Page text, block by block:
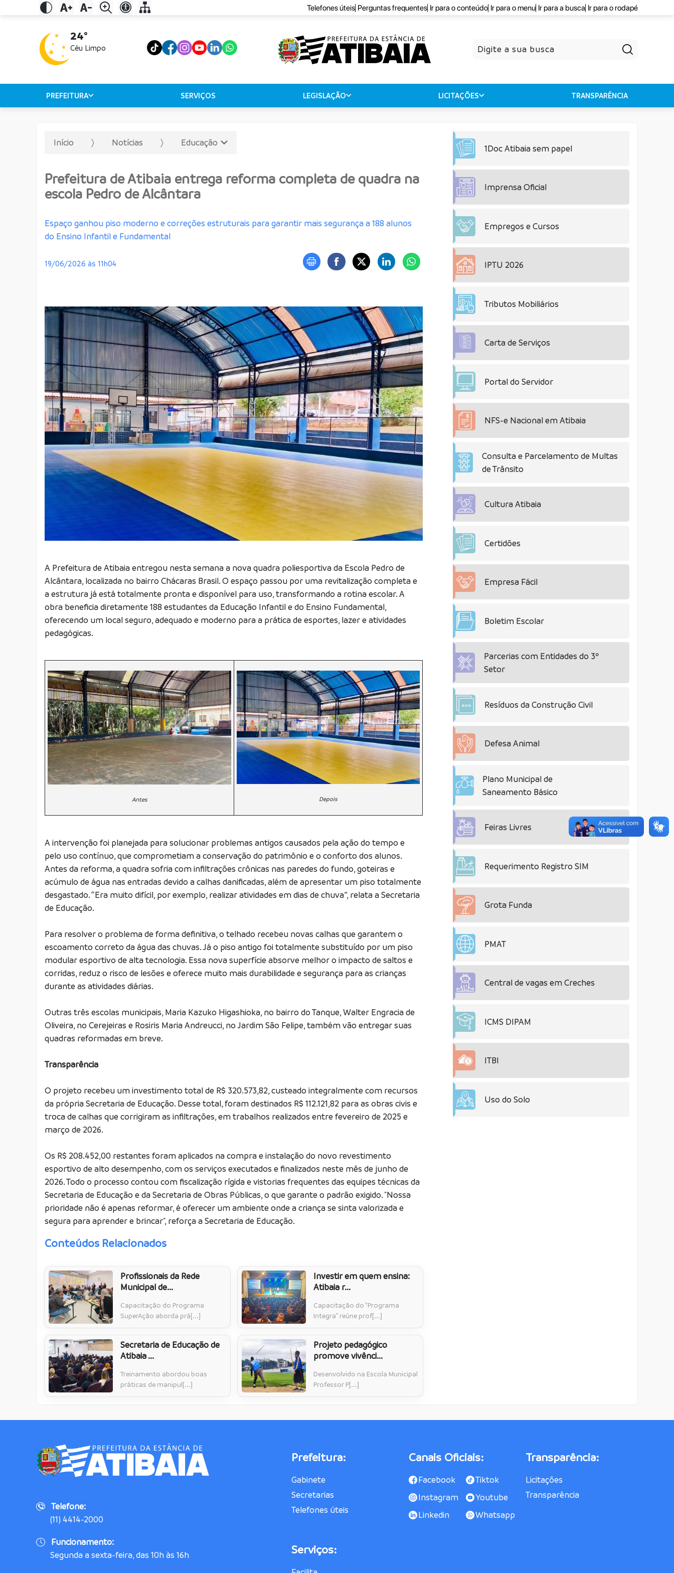
Telefones úteis Perguntas frequentes Ir para o conteúdo Ir para o menu Ir para a busca Ir para o rodapé
24°
Céu Limpo
PREFEITURA SERVIÇOS LEGISLAÇÃO LICITAÇÕES TRANSPARÊNCIA
Início Notícias Educação
Prefeitura de Atibaia entrega reforma completa de quadra na
escola Pedro de Alcântara
Espaço ganhou piso moderno e correções estruturais para garantir mais segurança a 188 alunos
do Ensino Infantil e Fundamental
19/06/2026 às 11h04
A Prefeitura de Atibaia entregou nesta semana a nova quadra poliesportiva da Escola Pedro de
Alcântara, localizada no bairro Chácaras Brasil. O espaço passou por uma revitalização completa e
a estrutura já está totalmente pronta e disponível para uso, transformando a rotina escolar. A
obra beneficia diretamente 188 estudantes da Educação Infantil e do Ensino Fundamental,
oferecendo um local seguro, adequado e moderno para a prática de esportes, lazer e atividades
pedagógicas.
Antes Depois
A intervenção foi planejada para solucionar problemas antigos causados pela ação do tempo e
pelo uso contínuo, que comprometiam a conservação do patrimônio e o conforto dos alunos.
Antes da reforma, a quadra sofria com infiltrações crônicas nas paredes do fundo, goteiras e
acúmulo de água nas entradas devido a calhas danificadas, além de apresentar um piso totalmente
desgastado. “Era muito difícil, por exemplo, realizar atividades em dias de chuva”, relata a Secretaria
de Educação.
Para resolver o problema de forma definitiva, o telhado recebeu novas calhas que garantem o
escoamento correto da água das chuvas. Já o piso antigo foi totalmente substituído por um piso
modular esportivo de alta tecnologia. Essa nova superfície absorve melhor o impacto de saltos e
corridas, reduz o risco de lesões e oferece muito mais durabilidade e segurança para as crianças
durante as atividades diárias.
Outras três escolas municipais, Maria Kazuko Higashioka, no bairro do Tanque, Walter Engracia de
Oliveira, no Cerejeiras e Rosiris Maria Andreucci, no Jardim São Felipe, também vão entregar suas
quadras reformadas em breve.
Transparência
O projeto recebeu um investimento total de R$ 320.573,82, custeado integralmente com recursos
da própria Secretaria de Educação. Desse total, foram destinados R$ 112.121,82 para as obras civis e
troca de calhas que corrigiram as infiltrações, em trabalhos realizados entre fevereiro de 2025 e
março de 2026.
Os R$ 208.452,00 restantes foram aplicados na compra e instalação do novo revestimento
esportivo de alto desempenho, com os serviços executados e finalizados neste mês de junho de
2026. Todo o processo contou com fiscalização rígida e vistorias frequentes das equipes técnicas da
Secretaria de Educação e da Secretaria de Obras Públicas, o que garante o padrão exigido. "Nossa
prioridade não é apenas reformar, é oferecer um ambiente onde a criança se sinta valorizada e
segura para aprender e brincar", reforça a Secretaria de Educação.
Conteúdos Relacionados
Profissionais da Rede
Municipal de...
Capacitação do Programa
SuperAção aborda prá[...]
Investir em quem ensina:
Atibaia r...
Capacitação do “Programa
Integra” reúne prof[...]
Secretaria de Educação de
Atibaia ...
Treinamento abordou boas
práticas de manipul[...]
Projeto pedagógico
promove vivênci...
Desenvolvido na Escola Municipal
Professor P[...]
1Doc Atibaia sem papel
Imprensa Oficial
Empregos e Cursos
IPTU 2026
Tributos Mobiliários
Carta de Serviços
Portal do Servidor
NFS-e Nacional em Atibaia
Consulta e Parcelamento de Multas
de Trânsito
Cultura Atibaia
Certidões
Empresa Fácil
Boletim Escolar
Parcerias com Entidades do 3º
Setor
Resíduos da Construção Civil
Defesa Animal
Plano Municipal de
Saneamento Básico
Feiras Livres
Requerimento Registro SIM
Grota Funda
PMAT
Central de vagas em Creches
ICMS DIPAM
ITBI
Uso do Solo
Telefone:
(11) 4414-2000
Funcionamento:
Segunda a sexta-feira, das 10h às 16h
Prefeitura:
Gabinete
Secretarias
Telefones úteis
Canais Oficiais:
Facebook
Tiktok
Instagram
Youtube
Linkedin
Whatsapp
Transparência:
Licitações
Transparência
Serviços: